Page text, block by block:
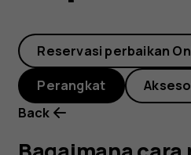
dering
yang
berbeda
Reservasi perbaikan
Perangkat
Back